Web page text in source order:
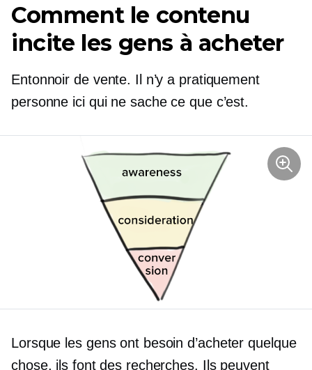
Comment le contenu
incite les gens à acheter
Entonnoir de vente. Il n’y a pratiquement
personne ici qui ne sache ce que c’est.
Lorsque les gens ont besoin d’acheter quelque
chose, ils font des recherches. Ils peuvent